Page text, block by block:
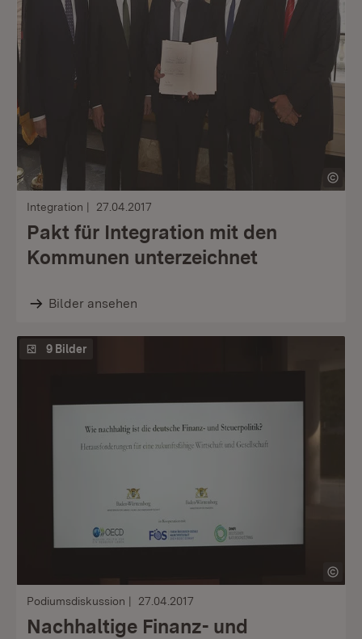
Integration 27.04.2017
Pakt für Integration mit den
Kommunen unterzeichnet
Bilder ansehen
9 Bilder
Podiumsdiskussion 27.04.2017
Nachhaltige Finanz- und